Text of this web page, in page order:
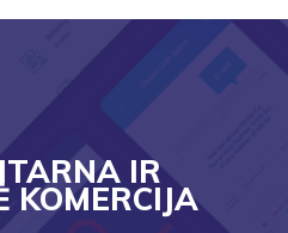
IR
KOMERCIJA